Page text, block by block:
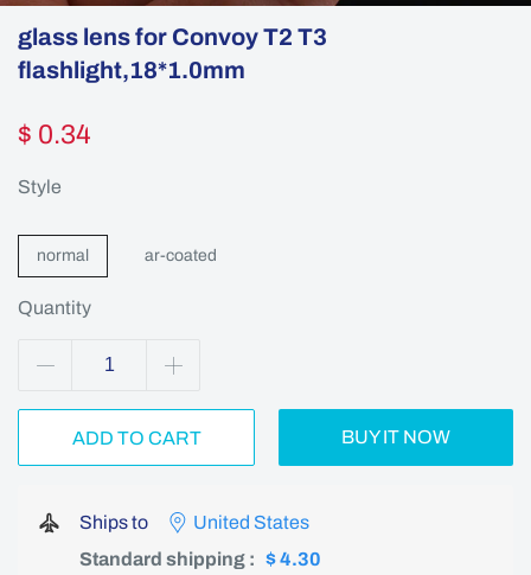
glass lens for Convoy T2 T3
flashlight,18*1.0mm
$ 0.34
Style
normal ar-coated
Quantity
ADD TO CART BUY IT NOW
Ships to
United States
Standard shipping : $ 4.30